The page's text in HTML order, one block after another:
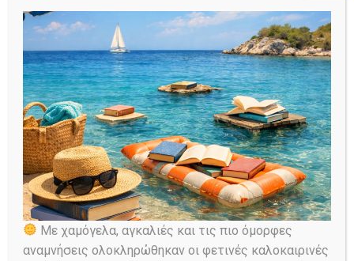
Tag: 11 Σεπτέμβρη
11 Σεπτεμβρίου
Με χαμόγελα, αγκαλιές και τις πιο όμορφες
αναμνήσεις ολοκληρώθηκαν οι φετινές καλοκαιρινές